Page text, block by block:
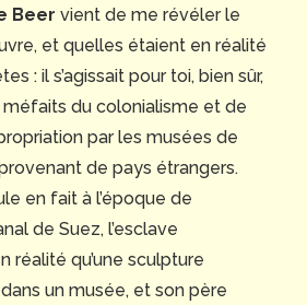
Beer vient de me révéler le
et quelles étaient en réalité
: il s’agissait pour toi, bien sûr,
du colonialisme et de
par les musées de
de pays étrangers.
en fait à l’époque de
de Suez, l’esclave
réalité qu’une sculpture
un musée, et son père